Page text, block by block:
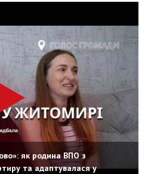
як родина ВПО з
та адаптувалася у